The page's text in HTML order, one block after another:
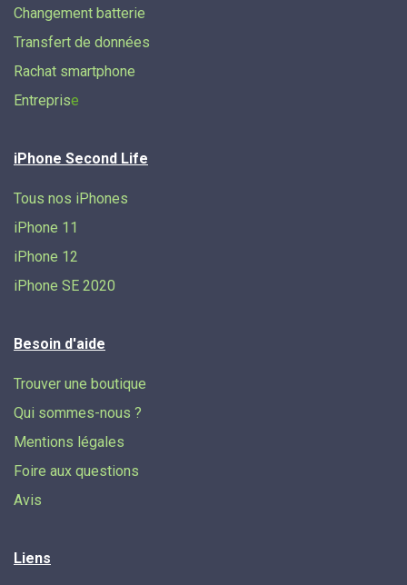
Changement batterie
Transfert de données​
Rachat smartphone
Entreprise
iPhone Second Life
Tous nos iPhones
iPhone 11
iPhone 12
iPhone SE 2020
Besoin d'aide
Trouver une boutique
Qui sommes-nous ?
Mentions légales
Foire aux questions
Avis
Liens